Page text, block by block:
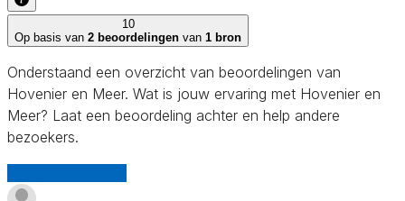
10
Op basis van 2 beoordelingen van 1 bron
Onderstaand een overzicht van beoordelingen van
Hovenier en Meer. Wat is jouw ervaring met Hovenier en
Meer? Laat een beoordeling achter en help andere
bezoekers.